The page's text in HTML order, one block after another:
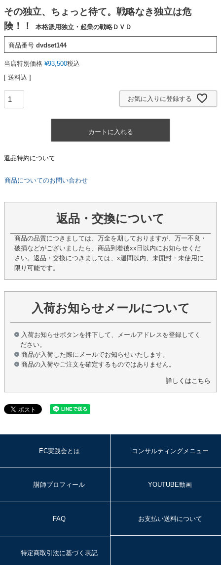
その独立、ちょっと待て。戦略なき独立は危
険！！
本格派用独立・起業の戦略ＤＶＤ
商品番号 dvdset144
当店特別価格 ¥93,500税込
送料込
お気に入りに登録する
カートに入れる
返品特約について
商品についてのお問い合わせ
返品・交換について
商品の品質につきましては、万全を期しておりますが、万一不良・
破損などがございましたら、商品到着後xx日以内にお知らせくだ
さい。返品・交換につきましては、x週間以内、未開封・未使用に
限り可能です。
入荷お知らせメールについて
入荷お知らせボタンを押下して、メールアドレスを登録してく
ださい。
商品が入荷した際にメールでお知らせいたします。
商品の入荷やご注文を確定するものではありません。
詳しくはこちら
EC実践会とは コンサルティングメニュー
講師プロフィール YOUTUBE動画
FAQ お支払い送料について
特定商取引法に基づく表記